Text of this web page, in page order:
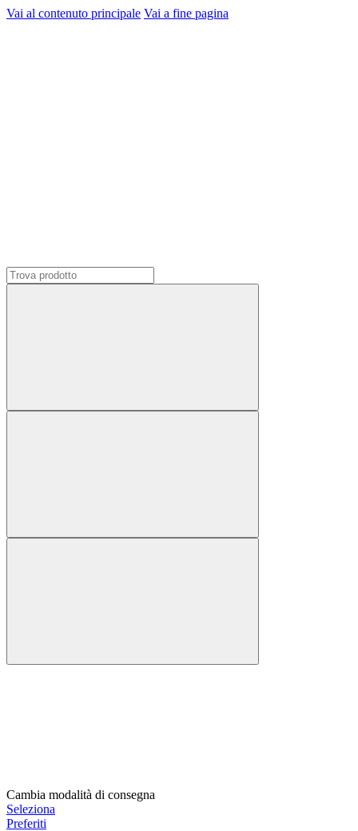
Vai al contenuto principale Vai a fine pagina
Cambia modalità di consegna
Seleziona
Preferiti